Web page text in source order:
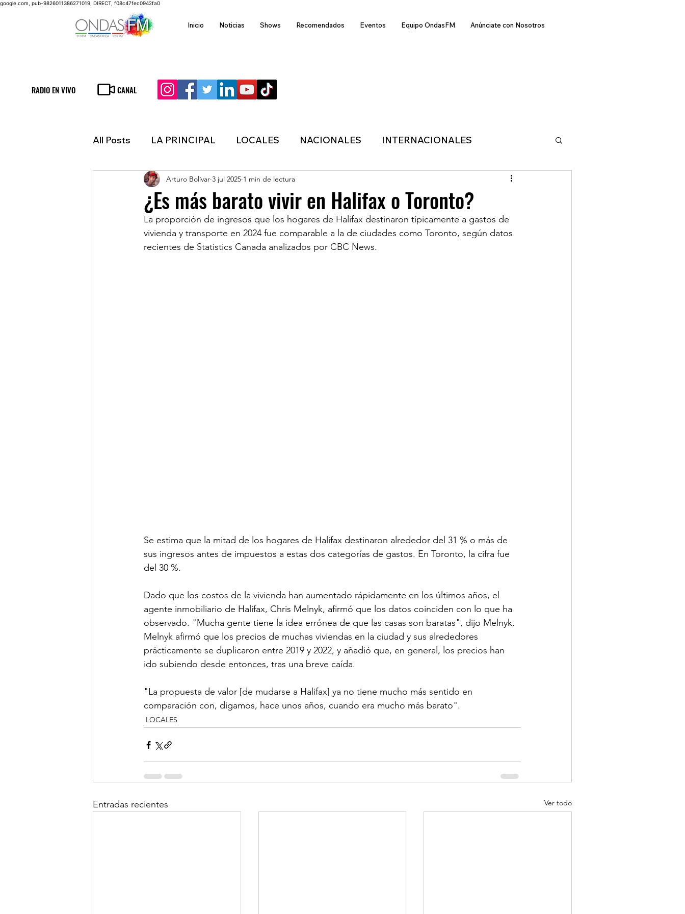
google.com, pub-9826011386271019, DIRECT, f08c47fec0942fa0
Inicio Noticias Shows Recomendados Eventos Equipo OndasFM Anúnciate con Nosotros
RADIO EN VIVO CANAL
All Posts LA PRINCIPAL LOCALES NACIONALES INTERNACIONALES
ESPECTACULOS FINANZAS ECONÓMICA TECNOLOGIA
LATINOAMERICA INMIGRACION POLÍTICA ONDASFM CLIMA DEPORTES
¿Es más barato vivir en Halifax o Toronto?
Arturo Bolívar 3 jul 2025 1 min de lectura
La proporción de ingresos que los hogares de Halifax destinaron típicamente a gastos de
vivienda y transporte en 2024 fue comparable a la de ciudades como Toronto, según datos
recientes de Statistics Canada analizados por CBC News.
Se estima que la mitad de los hogares de Halifax destinaron alrededor del 31 % o más de
sus ingresos antes de impuestos a estas dos categorías de gastos. En Toronto, la cifra fue
del 30 %.
Dado que los costos de la vivienda han aumentado rápidamente en los últimos años, el
agente inmobiliario de Halifax, Chris Melnyk, afirmó que los datos coinciden con lo que ha
observado. "Mucha gente tiene la idea errónea de que las casas son baratas", dijo Melnyk.
Melnyk afirmó que los precios de muchas viviendas en la ciudad y sus alrededores
prácticamente se duplicaron entre 2019 y 2022, y añadió que, en general, los precios han
ido subiendo desde entonces, tras una breve caída.
"La propuesta de valor [de mudarse a Halifax] ya no tiene mucho más sentido en
comparación con, digamos, hace unos años, cuando era mucho más barato".
LOCALES
Entradas recientes Ver todo